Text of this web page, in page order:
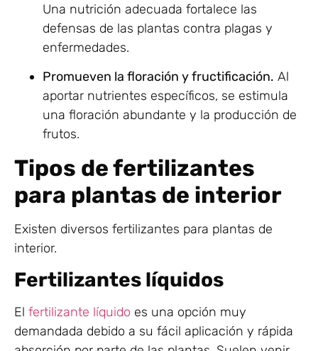
Una nutrición adecuada fortalece las
defensas de las plantas contra plagas y
enfermedades.
Promueven la floración y fructificación. Al
aportar nutrientes específicos, se estimula
una floración abundante y la producción de
frutos.
Tipos de fertilizantes
para plantas de interior
Existen diversos fertilizantes para plantas de
interior.
Fertilizantes líquidos
El fertilizante líquido es una opción muy
demandada debido a su fácil aplicación y rápida